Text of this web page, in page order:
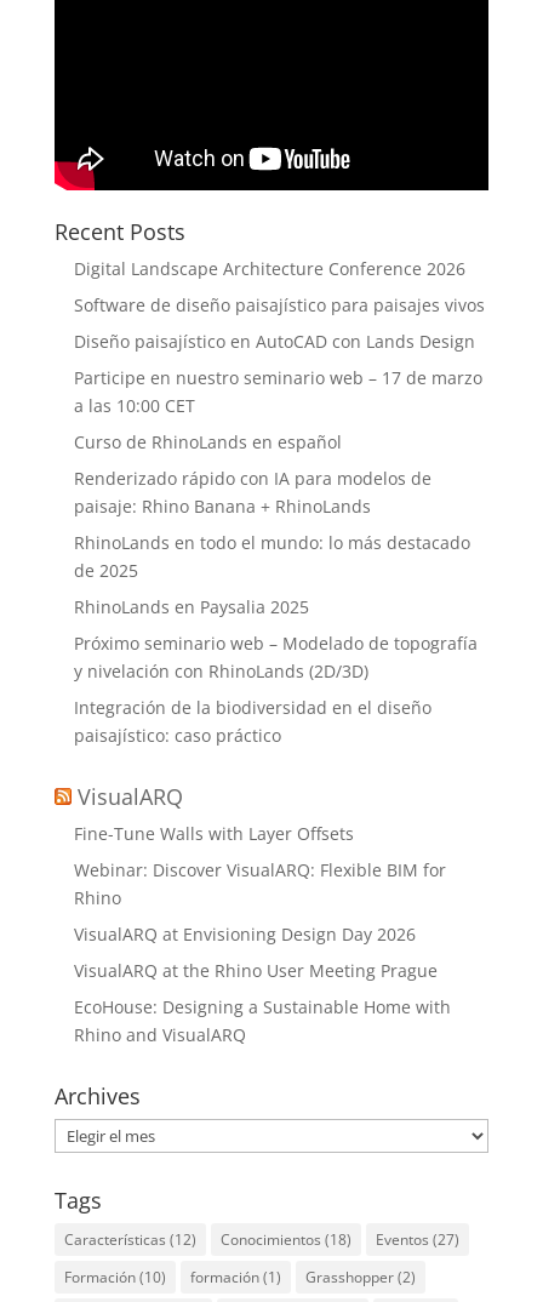
Recent Posts
Digital Landscape Architecture Conference 2026
Software de diseño paisajístico para paisajes vivos
Diseño paisajístico en AutoCAD con Lands Design
Participe en nuestro seminario web – 17 de marzo
a las 10:00 CET
Curso de RhinoLands en español
Renderizado rápido con IA para modelos de
paisaje: Rhino Banana + RhinoLands
RhinoLands en todo el mundo: lo más destacado
de 2025
RhinoLands en Paysalia 2025
Próximo seminario web – Modelado de topografía
y nivelación con RhinoLands (2D/3D)
Integración de la biodiversidad en el diseño
paisajístico: caso práctico
VisualARQ
Fine-Tune Walls with Layer Offsets
Webinar: Discover VisualARQ: Flexible BIM for
Rhino
VisualARQ at Envisioning Design Day 2026
VisualARQ at the Rhino User Meeting Prague
EcoHouse: Designing a Sustainable Home with
Rhino and VisualARQ
Archives
Archives
Tags
Características (12) Conocimientos (18) Eventos (27)
Formación(10) formación(1) Grasshopper(2)